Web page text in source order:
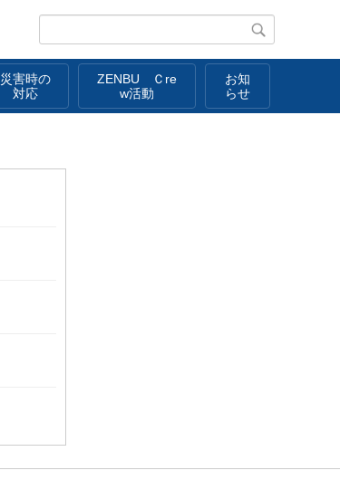
災害時の
対応
ZENBU Ｃre
w活動
お知
らせ